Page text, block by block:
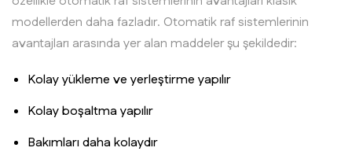
modellerden daha fazladır. Otomatik raf sistemlerinin
avantajları arasında yer alan maddeler şu şekildedir:
Kolay yükleme ve yerleştirme yapılır
Kolay boşaltma yapılır
Bakımları daha kolaydır